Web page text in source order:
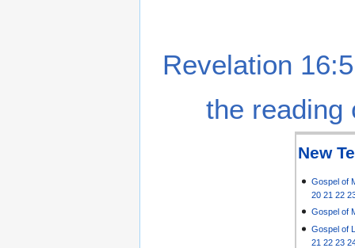
Revelation
the reading
New
Gospel of
20 21 22
Gospel of
Gospel of
21 22 23